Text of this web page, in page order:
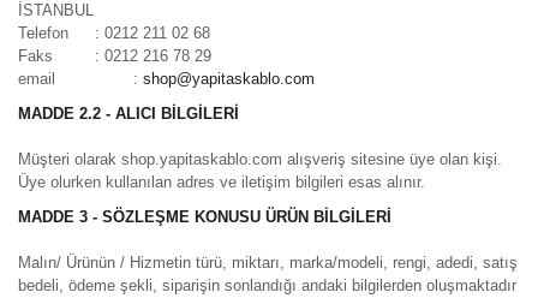
İSTANBUL
Telefon
: 0212 211 02 68
Faks
: 0212 216 78 29
email
: shop@yapitaskablo.com
MADDE 2.2 - ALICI BİLGİLERİ
Müşteri olarak shop.yapitaskablo.com alışveriş sitesine üye olan kişi.
Üye olurken kullanılan adres ve iletişim bilgileri esas alınır.
MADDE 3 - SÖZLEŞME KONUSU ÜRÜN BİLGİLERİ
Malın/ Ürünün / Hizmetin türü, miktarı, marka/modeli, rengi, adedi, satış
bedeli, ödeme şekli, siparişin sonlandığı andaki bilgilerden oluşmaktadır